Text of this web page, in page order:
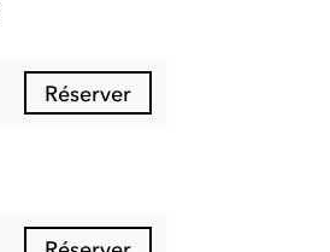
Réserver